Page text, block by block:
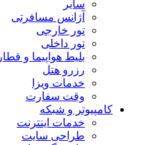
سایر
آژانس مسافرتی
تور خارجی
تور داخلی
بلیط هواپیما و قطار
رزرو هتل
خدمات ویزا
وقت سفارت
کامپیوتر و شبکه
خدمات اینترنت
طراحی سایت